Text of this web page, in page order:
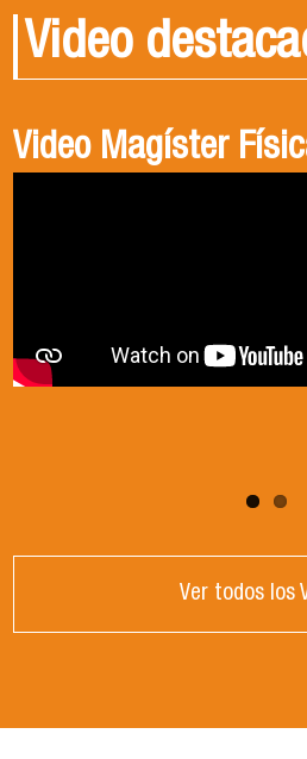
Video
Video Magíster
Video Doctorado
Ver todos los